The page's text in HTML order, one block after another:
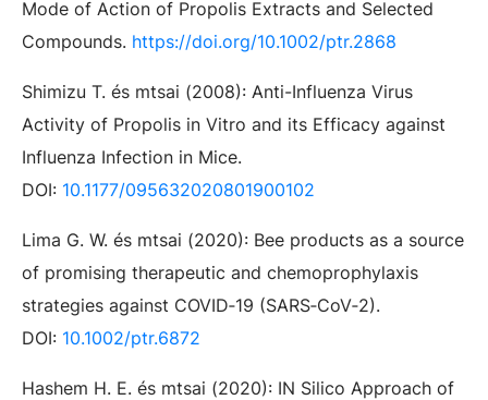
Mode of Action of Propolis Extracts and Selected
Compounds. https://doi.org/10.1002/ptr.2868
Shimizu T. és mtsai (2008): Anti-Influenza Virus
Activity of Propolis in Vitro and its Efficacy against
Influenza Infection in Mice.
DOI: 10.1177/095632020801900102
Lima G. W. és mtsai (2020): Bee products as a source
of promising therapeutic and chemoprophylaxis
strategies against COVID‐19 (SARS‐CoV‐2).
DOI: 10.1002/ptr.6872
Hashem H. E. és mtsai (2020): IN Silico Approach of